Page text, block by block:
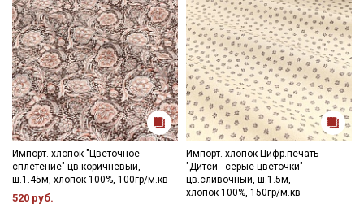
Импорт. хлопок "Цветочное
сплетение" цв.коричневый,
ш.1.45м, хлопок-100%, 100гр/м.кв
520 руб.
Импорт. хлопок Цифр.печать
"Дитси - серые цветочки"
цв.сливочный, ш.1.5м,
хлопок-100%, 150гр/м.кв
Ознакомлен(а) сПолитикой обработки персональных
данныхи даюСогласие на обработку персональных
данных
ДаюСогласие на получение рекламных и
информационных рассылок